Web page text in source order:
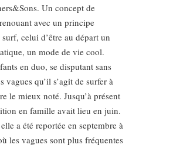
Un concept de
avec un principe
celui d’être au départ un
un mode de vie cool.
en duo, se disputant sans
vagues qu’il s’agit de surfer à
le mieux noté. Jusqu’à présent
en famille avait lieu en juin.
a été reportée en septembre à
les vagues sont plus fréquentes